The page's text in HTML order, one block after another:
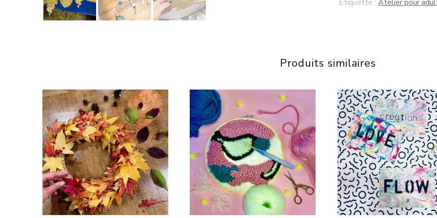
Étiquette :Atelier pour
Produits similaires